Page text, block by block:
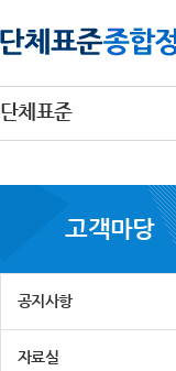
단체표준
고객마당
공지사항
자료실